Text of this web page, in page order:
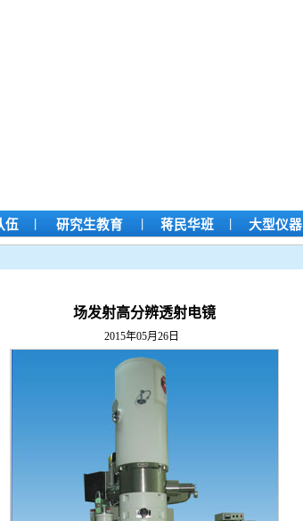
伍 | 研究生教育 | 蒋民华班 | 大型仪器
场发射高分辨透射电镜
2015年05月26日